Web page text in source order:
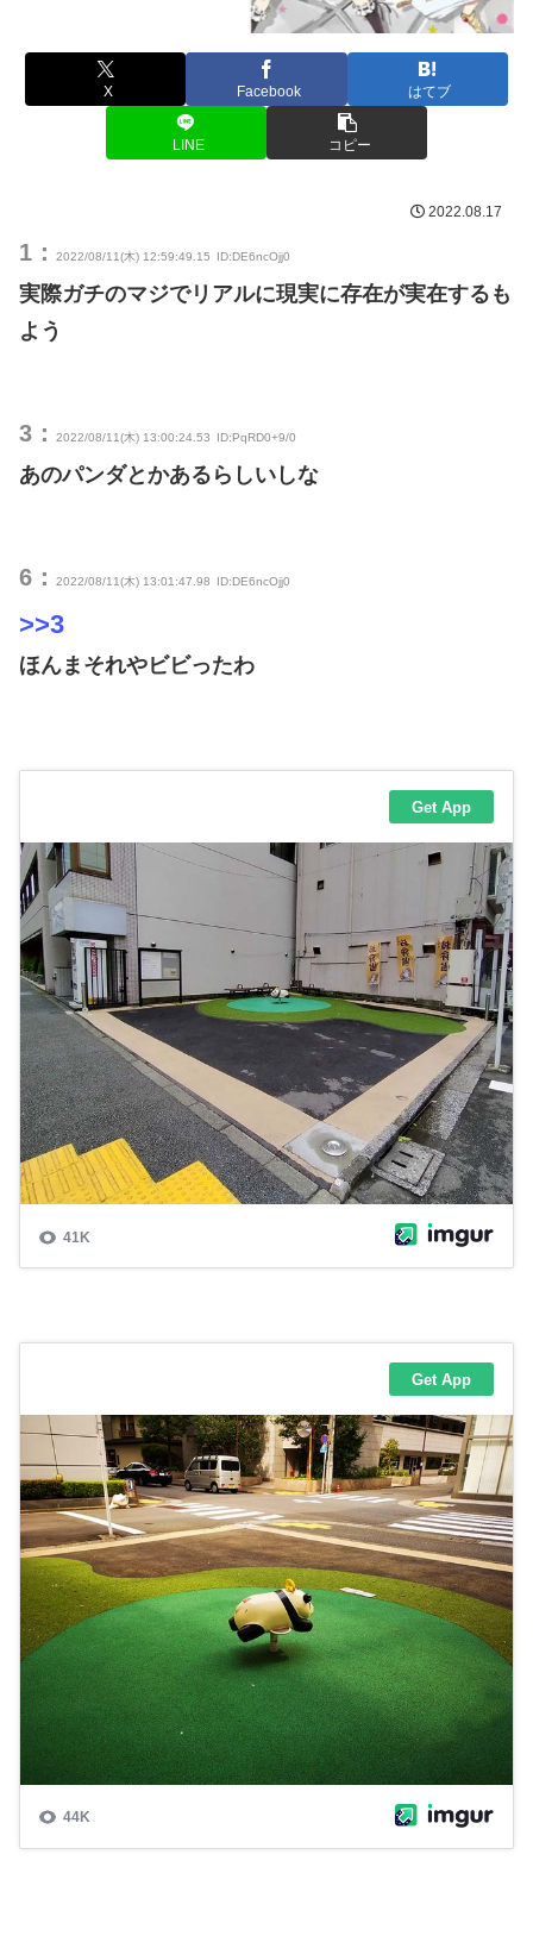
X Facebook はてブ
LINE コピー
2022.08.17
1： 2022/08/11(木) 12:59:49.15 ID:DE6ncOjj0
実際ガチのマジでリアルに現実に存在が実在するも
よう
3： 2022/08/11(木) 13:00:24.53 ID:PqRD0+9/0
あのパンダとかあるらしいしな
6： 2022/08/11(木) 13:01:47.98 ID:DE6ncOjj0
>>3
ほんまそれやビビったわ